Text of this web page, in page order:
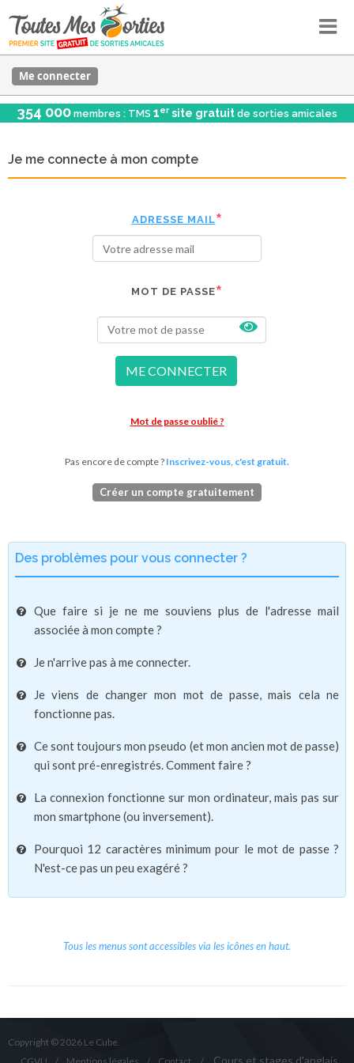
Me connecter
354 000 membres : TMS 1er site gratuit de sorties amicales
Je me connecte à mon compte
ADRESSE MAIL
MOT DE PASSE
ME CONNECTER
Mot de passe oublié ?
Pas encore de compte ? Inscrivez-vous, c'est gratuit.
Créer un compte gratuitement
Des problèmes pour vous connecter ?
Que faire si je ne me souviens plus de l'adresse mail
associée à mon compte ?
Je n'arrive pas à me connecter.
Je viens de changer mon mot de passe, mais cela ne
fonctionne pas.
Ce sont toujours mon pseudo (et mon ancien mot de passe)
qui sont pré-enregistrés. Comment faire ?
La connexion fonctionne sur mon ordinateur, mais pas sur
mon smartphone (ou inversement).
Pourquoi 12 caractères minimum pour le mot de passe ?
N'est-ce pas un peu exagéré ?
Tous les menus sont accessibles via les icônes en haut.
Copyright © 2026 Le Cube.
Cours et stages d'anglais